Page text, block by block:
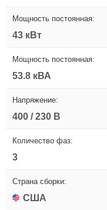
Мощность постоянная:
43 кВт
Мощность постоянная:
53.8 кВА
Напряжение:
400 / 230 В
Количество фаз:
3
Страна сборки:
США